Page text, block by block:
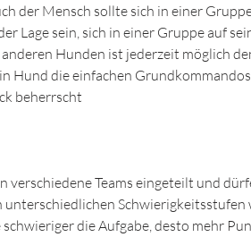
der Mensch sollte sich in einer
Lage sein, sich in einer Gruppe auf
Hunden ist jederzeit möglich
Hund die einfachen
beherrscht
verschiedene Teams eingeteilt und
unterschiedlichen
schwieriger die Aufgabe, desto mehr